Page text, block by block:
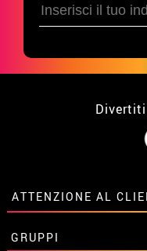
ATTENZIONE AL
• Su di noi
GRUPPI